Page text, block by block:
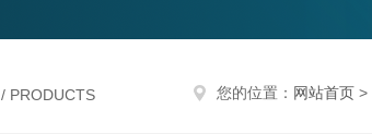
/ PRODUCTS 您的位置： 网站首页 >